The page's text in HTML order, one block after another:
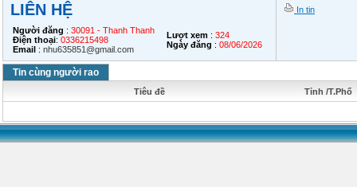
LIÊN HỆ
Người đăng : 30091 - Thanh Thanh
Điện thoại: 0336215498
Email : nhu635851@gmail.com
Lượt xem : 324
Ngày đăng : 08/06/2026
In tin
Tin cùng người rao
Tiêu đề Tỉnh /T.Phố